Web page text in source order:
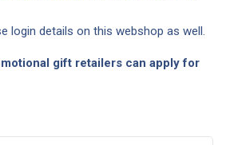
login details on this webshop as well.
gift retailers can apply for